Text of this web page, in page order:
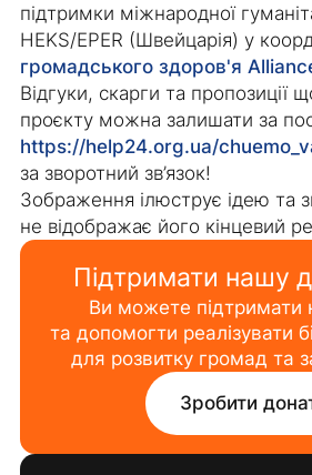
підтримки міжнародної
HEKS/EPER (Швейцарія) у
громадського здоров'я
Відгуки, скарги та пропозиції
проєкту можна залишати за
https://help24.org.ua/
за зворотний зв’язок!
Зображення ілюструє ідею та
не відображає його кінцевий
Підтримати нашу
Ви можете підтримати
та допомогти реалізувати
для розвитку громад та
Зробити